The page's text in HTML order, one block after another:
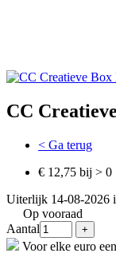
CC
< Ga terug
€ 12,75 bij > 0
Uiterlijk 14-08-2026
Op vooraad
Aantal
Voor elke euro